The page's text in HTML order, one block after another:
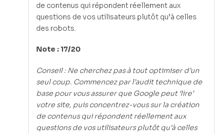
de contenus qui répondent réellement aux
questions de vos utilisateurs plutôt qu’à celles
des robots.
Note : 17/20
Conseil : Ne cherchez pas à tout optimiser d’un
seul coup. Commencez par l’audit technique de
base pour vous assurer que Google peut ‘lire’
votre site, puis concentrez-vous sur la création
de contenus qui répondent réellement aux
questions de vos utilisateurs plutôt qu’à celles